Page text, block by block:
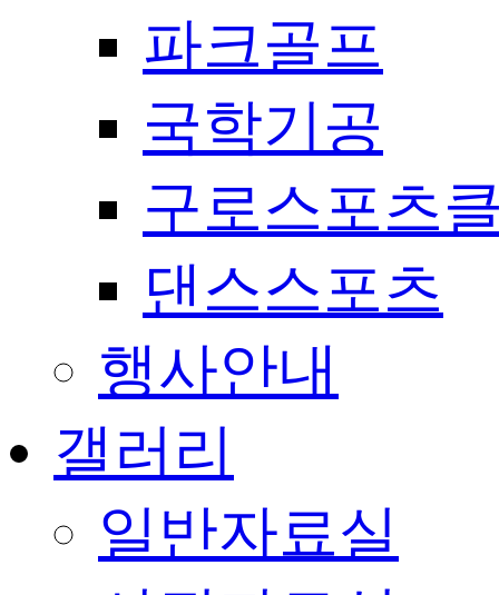
파크골프
국학기공
구로스포츠
댄스스포츠
행사안내
갤러리
일반자료실